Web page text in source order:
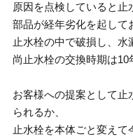
原因を点検していると止
部品が経年劣化を起して
止水栓の中で破損し、水
尚止水栓の交換時期は10
お客様への提案として止
られるか、
止水栓を本体ごと変え